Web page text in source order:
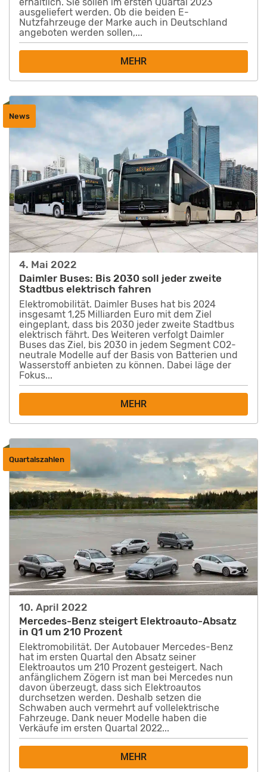
ausgeliefert werden. Ob die beiden E-
Nutzfahrzeuge der Marke auch in Deutschland
angeboten werden sollen,...
MEHR
4. Mai 2022
Daimler Buses: Bis 2030 soll jeder zweite
Stadtbus elektrisch fahren
Elektromobilität. Daimler Buses hat bis 2024
insgesamt 1,25 Milliarden Euro mit dem Ziel
eingeplant, dass bis 2030 jeder zweite Stadtbus
elektrisch fährt. Des Weiteren verfolgt Daimler
Buses das Ziel, bis 2030 in jedem Segment CO2-
neutrale Modelle auf der Basis von Batterien und
Wasserstoff anbieten zu können. Dabei läge der
Fokus...
MEHR
News
10. April 2022
Mercedes-Benz steigert Elektroauto-Absatz
in Q1 um 210 Prozent
Elektromobilität. Der Autobauer Mercedes-Benz
hat im ersten Quartal den Absatz seiner
Elektroautos um 210 Prozent gesteigert. Nach
anfänglichem Zögern ist man bei Mercedes nun
davon überzeugt, dass sich Elektroautos
durchsetzen werden. Deshalb setzen die
Schwaben auch vermehrt auf vollelektrische
Fahrzeuge. Dank neuer Modelle haben die
Verkäufe im ersten Quartal 2022...
MEHR
Quartalszahlen